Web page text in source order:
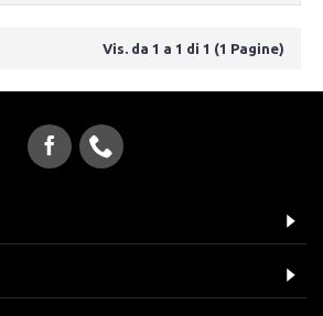
Vis. da 1 a 1 di 1 (1 Pagine)